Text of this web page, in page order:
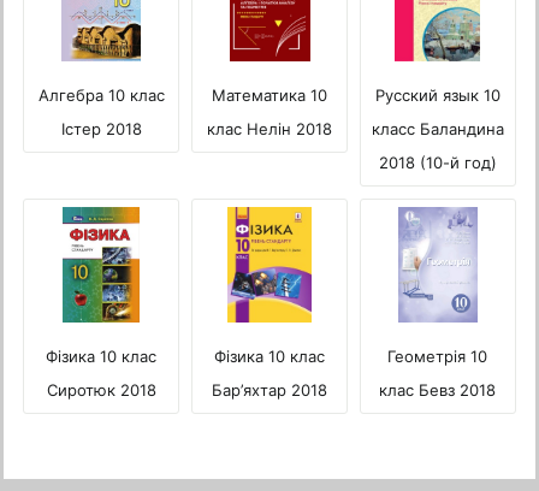
Алгебра 10 клас
Істер 2018
Математика 10
клас Нелін 2018
Русский язык 10
класс Баландина
2018 (10-й год)
Фізика 10 клас
Сиротюк 2018
Фізика 10 клас
Бар’яхтар 2018
Геометрія 10
клас Бевз 2018